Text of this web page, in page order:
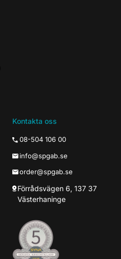
Kontakta oss
08-504 106 00
info@spgab.se
order@spgab.se
Förrådsvägen 6, 137 37
Västerhaninge